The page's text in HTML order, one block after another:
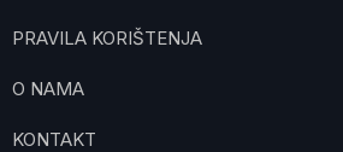
PRAVILA KORIŠTENJA
O NAMA
KONTAKT